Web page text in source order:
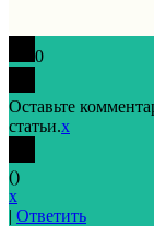
0
Оставьте
статьи.x
()
x
| Ответить